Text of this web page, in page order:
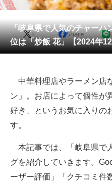
動物
会員記事
メディア
ITの今と未来を見通す
スマホと通信の最新トレンド
ビジネスと働き方のヒント
「岐阜県で人気のチャー
位は「炒飯 花」【2024年
X Share
中華料理店やラーメン店
ン」。お店によって個性が
好き、というお気に入りの
す。
本記事では、「岐阜県で
グを紹介していきます。
ーザー評価」「クチコミ件